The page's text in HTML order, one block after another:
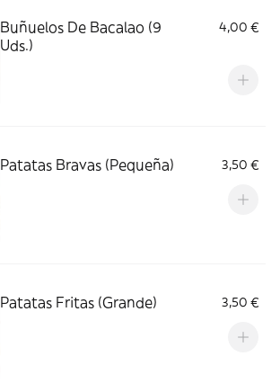
Buñuelos De Bacalao (9
Uds.)
4,00 €
Patatas Bravas (Pequeña) 3,50 €
Patatas Fritas (Grande) 3,50 €